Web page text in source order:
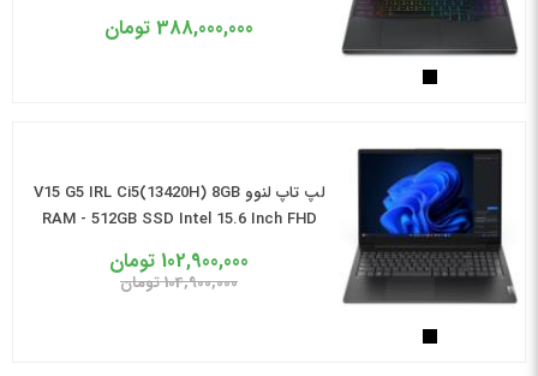
388,000,000 تومان
لپ تاپ لنوو V15 G5 IRL Ci5(13420H) 8GB
RAM - 512GB SSD Intel 15.6 Inch FHD
102,900,000 تومان
104,900,000تومان